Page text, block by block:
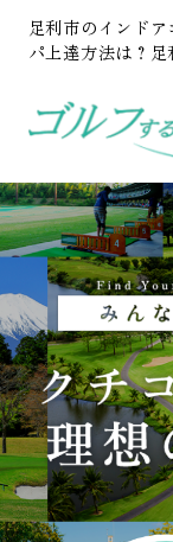
足利市のインド
パ上達方法は？足